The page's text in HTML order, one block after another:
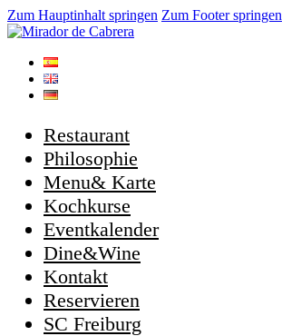
Zum Hauptinhalt springen Zum Footer springen
Restaurant
Philosophie
Menu& Karte
Kochkurse
Eventkalender
Dine&Wine
Kontakt
Reservieren
SC Freiburg